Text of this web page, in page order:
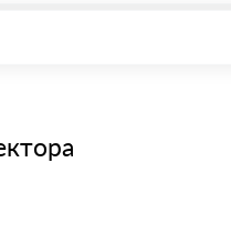
заказанного материала.